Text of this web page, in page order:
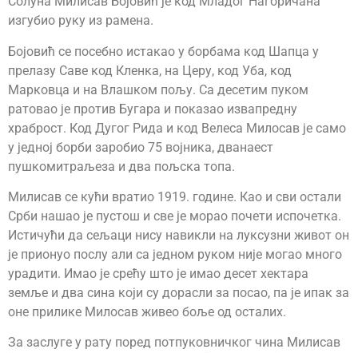
изгубио руку из рамена.
Бојовић се посебно истакао у борбама код Шапца у
прелазу Саве код Кленка, на Церу, код Уба, код
Марковца и на Влашком пољу. Са десетим пуком
ратовао је против Бугара и показао извапредну
храброст. Код Дугог Рида и код Велеса Милосав је само
у једној борби заробио 75 војника, дванаест
пушкомитраљеза и два пољска топа.
Милисав се кући вратио 1919. године. Као и сви остали
Срби нашао је пустош и све је морао почети испочетка.
Истичући да сељаци нису навикли на луксузни живот он
је прионуо послу али са једном руком није могао много
урадити. Имао је срећу што је имао десет хектара
земље и два сина који су дорасли за посао, па је ипак за
оне прилике Милосав живео боље од осталих.
За заслуге у рату поред потпуковничког чина Милисав